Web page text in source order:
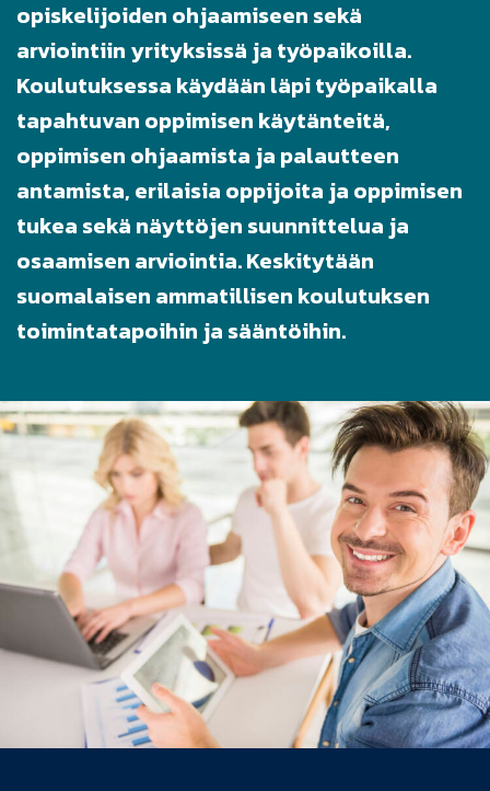
opiskelijoiden ohjaamiseen sekä
arviointiin yrityksissä ja työpaikoilla.
Koulutuksessa käydään läpi työpaikalla
tapahtuvan oppimisen käytänteitä,
oppimisen ohjaamista ja palautteen
antamista, erilaisia oppijoita ja oppimisen
tukea sekä näyttöjen suunnittelua ja
osaamisen arviointia. Keskitytään
suomalaisen ammatillisen koulutuksen
toimintatapoihin ja sääntöihin.